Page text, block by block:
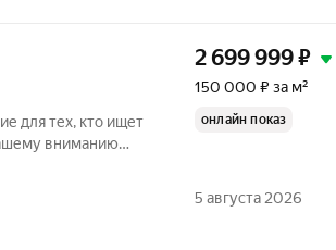
для тех, кто ищет
вниманию
или
2 699 999₽
150 000 ₽ за м²
онлайн показ
5 августа 2026